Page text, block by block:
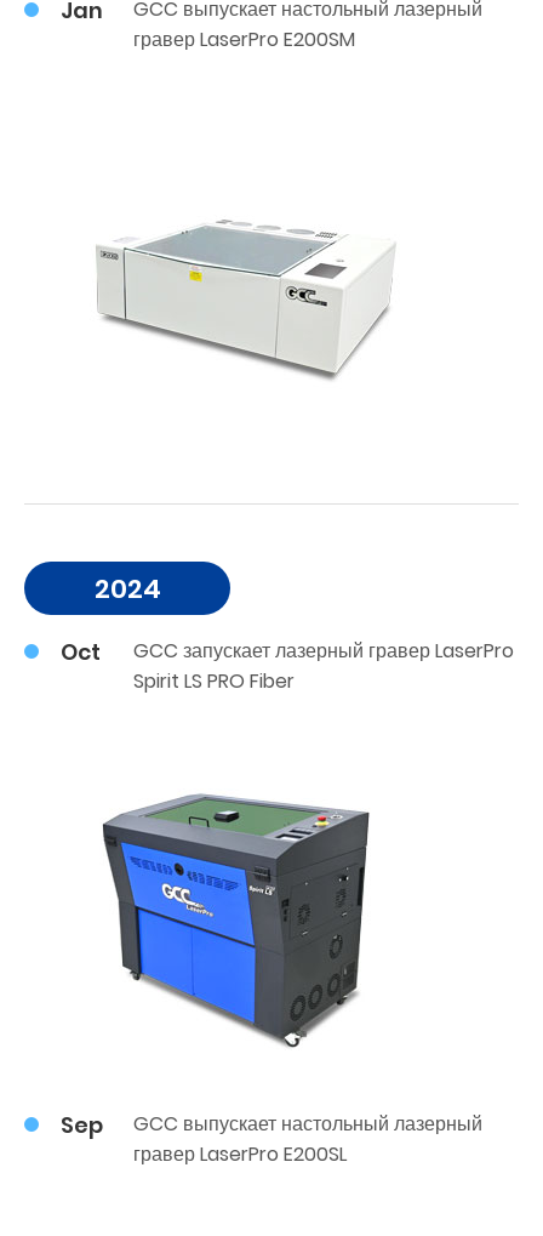
Jan
GCC выпускает настольный лазерный
гравер LaserPro E200SM
2024
Oct
GCC запускает лазерный гравер LaserPro
Spirit LS PRO Fiber
Sep
GCC выпускает настольный лазерный
гравер LaserPro E200SL